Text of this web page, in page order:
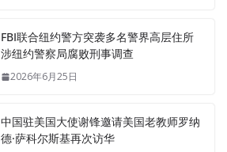
FBI联合纽约警方突袭多名警界高层住所
涉纽约警察局腐败刑事调查
2026年6月25日
中国驻美国大使谢锋邀请美国老教师罗纳
德·萨科尔斯基再次访华